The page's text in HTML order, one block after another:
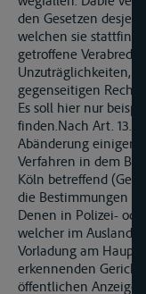
den Gesetzen
welchen sie
getroffene
Unzuträglichkeiten,
gegenseitigen
Es soll hier nur
finden.Nach Art. 13.
Abänderung einiger
Verfahren in dem
Köln betreffend
die Bestimmungen
Denen in Polizei-
welcher im Auslande
Vorladung am
erkennenden
öffentlichen Anzeiger